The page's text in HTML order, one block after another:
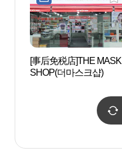
[事后免税店]THE MASK
SHOP(더마스크샵)